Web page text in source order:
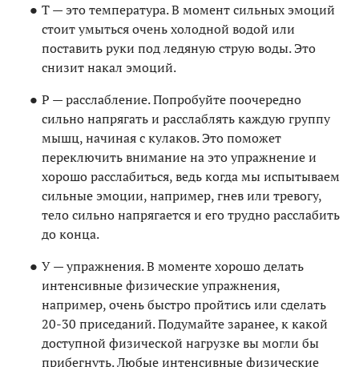
Т — это температура. В момент сильных эмоций
стоит умыться очень холодной водой или
поставить руки под ледяную струю воды. Это
снизит накал эмоций.
Р — расслабление. Попробуйте поочередно
сильно напрягать и расслаблять каждую группу
мышц, начиная с кулаков. Это поможет
переключить внимание на это упражнение и
хорошо расслабиться, ведь когда мы испытываем
сильные эмоции, например, гнев или тревогу,
тело сильно напрягается и его трудно расслабить
до конца.
У — упражнения. В моменте хорошо делать
интенсивные физические упражнения,
например, очень быстро пройтись или сделать
20-30 приседаний. Подумайте заранее, к какой
доступной физической нагрузке вы могли бы
прибегнуть. Любые интенсивные физические